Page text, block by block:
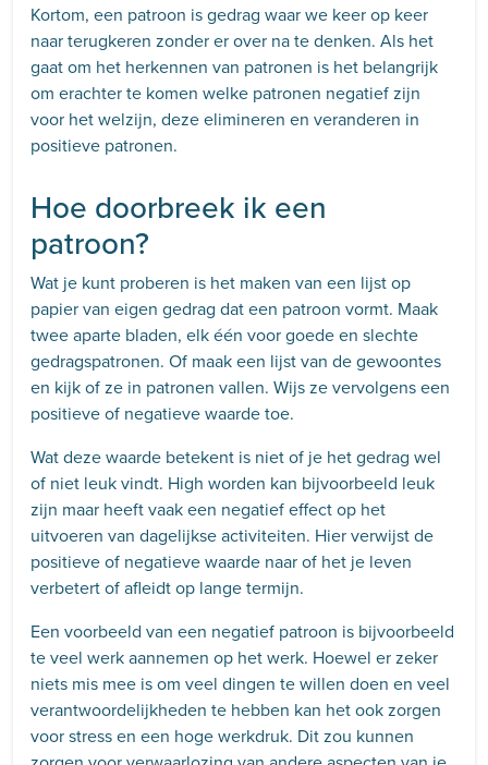
Kortom, een patroon is gedrag waar we keer op keer
naar terugkeren zonder er over na te denken. Als het
gaat om het herkennen van patronen is het belangrijk
om erachter te komen welke patronen negatief zijn
voor het welzijn, deze elimineren en veranderen in
positieve patronen.
Hoe doorbreek ik een
patroon?
Wat je kunt proberen is het maken van een lijst op
papier van eigen gedrag dat een patroon vormt. Maak
twee aparte bladen, elk één voor goede en slechte
gedragspatronen. Of maak een lijst van de gewoontes
en kijk of ze in patronen vallen. Wijs ze vervolgens een
positieve of negatieve waarde toe.
Wat deze waarde betekent is niet of je het gedrag wel
of niet leuk vindt. High worden kan bijvoorbeeld leuk
zijn maar heeft vaak een negatief effect op het
uitvoeren van dagelijkse activiteiten. Hier verwijst de
positieve of negatieve waarde naar of het je leven
verbetert of afleidt op lange termijn.
Een voorbeeld van een negatief patroon is bijvoorbeeld
te veel werk aannemen op het werk. Hoewel er zeker
niets mis mee is om veel dingen te willen doen en veel
verantwoordelijkheden te hebben kan het ook zorgen
voor stress en een hoge werkdruk. Dit zou kunnen